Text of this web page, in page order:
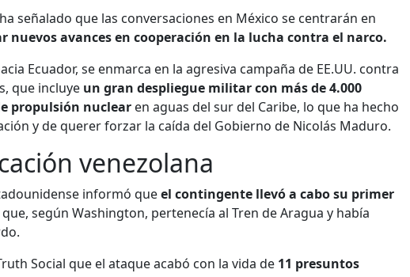
señalado que las conversaciones en México se centrarán en
nuevos avances en cooperación en la lucha contra el narco.
Ecuador, se enmarca en la agresiva campaña de EE.UU. contra
que incluye un gran despliegue militar con más de 4.000
propulsión nuclear en aguas del sur del Caribe, lo que ha hecho
y de querer forzar la caída del Gobierno de Nicolás Maduro.
venezolana
informó queel contingente llevó a cabo su primer
según Washington, pertenecía al Tren de Aragua y había
Social que el ataque acabó con la vida de 11 presuntos